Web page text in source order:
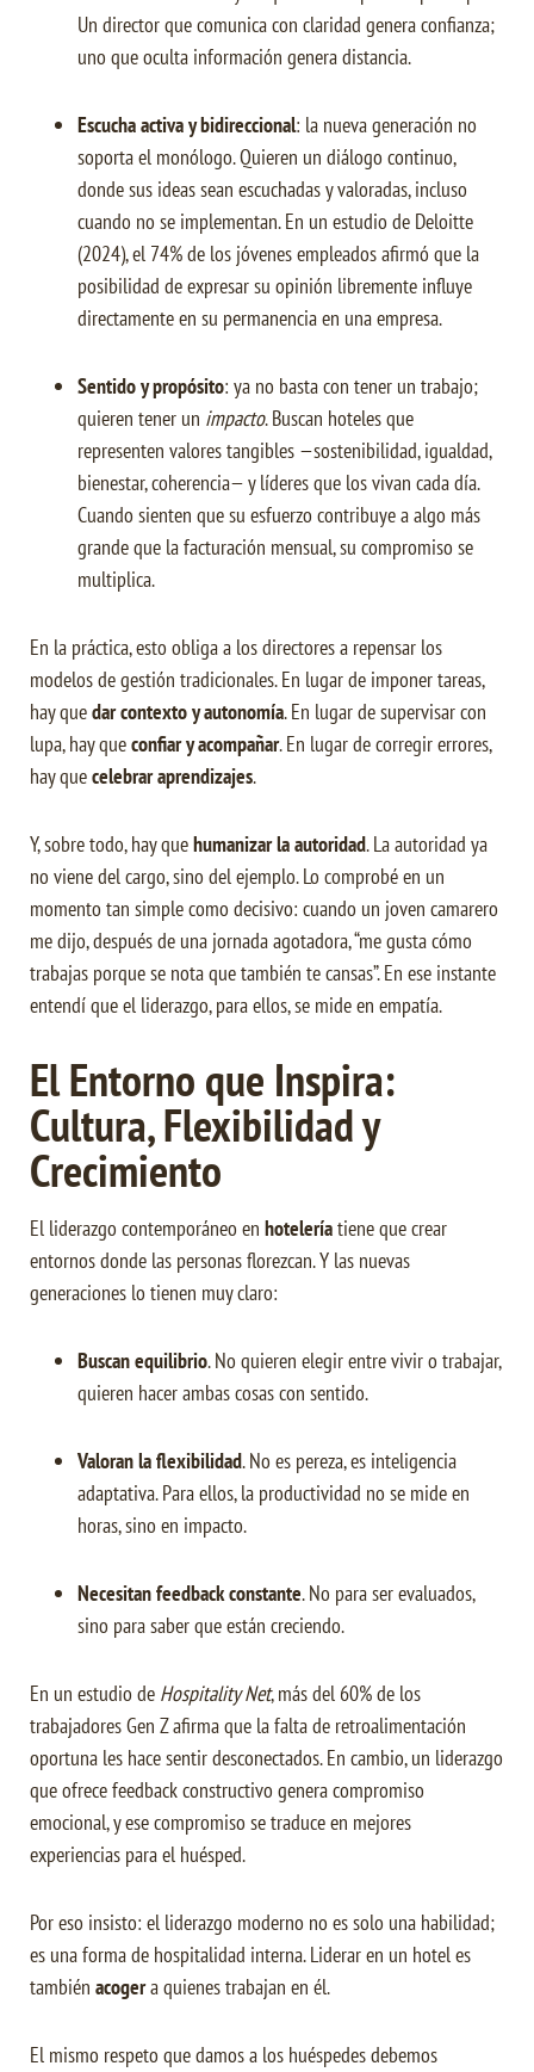
Un director que comunica con claridad genera confianza;
uno que oculta información genera distancia.
Escucha activa y bidireccional: la nueva generación no
soporta el monólogo. Quieren un diálogo continuo,
donde sus ideas sean escuchadas y valoradas, incluso
cuando no se implementan. En un estudio de Deloitte
(2024), el 74% de los jóvenes empleados afirmó que la
posibilidad de expresar su opinión libremente influye
directamente en su permanencia en una empresa.
Sentido y propósito: ya no basta con tener un trabajo;
quieren tener un impacto. Buscan hoteles que
representen valores tangibles —sostenibilidad, igualdad,
bienestar, coherencia— y líderes que los vivan cada día.
Cuando sienten que su esfuerzo contribuye a algo más
grande que la facturación mensual, su compromiso se
multiplica.
En la práctica, esto obliga a los directores a repensar los
modelos de gestión tradicionales. En lugar de imponer tareas,
hay quedar contexto y autonomía. En lugar de supervisar con
lupa, hay queconfiar y acompañar. En lugar de corregir errores,
hay quecelebrar aprendizajes.
Y, sobre todo, hay quehumanizar la autoridad. La autoridad ya
no viene del cargo, sino del ejemplo. Lo comprobé en un
momento tan simple como decisivo: cuando un joven camarero
me dijo, después de una jornada agotadora, “me gusta cómo
trabajas porque se nota que también te cansas”. En ese instante
entendí que el liderazgo, para ellos, se mide en empatía.
El Entorno que Inspira:
Cultura, Flexibilidad y
Crecimiento
El liderazgo contemporáneo en hoteleríatiene que crear
entornos donde las personas florezcan. Y las nuevas
generaciones lo tienen muy claro:
Buscan equilibrio. No quieren elegir entre vivir o trabajar,
quieren hacer ambas cosas con sentido.
Valoran la flexibilidad. No es pereza, es inteligencia
adaptativa. Para ellos, la productividad no se mide en
horas, sino en impacto.
Necesitan feedback constante. No para ser evaluados,
sino para saber que están creciendo.
En un estudio de Hospitality Net, más del 60% de los
trabajadores Gen Z afirma que la falta de retroalimentación
oportuna les hace sentir desconectados. En cambio, un liderazgo
que ofrece feedback constructivo genera compromiso
emocional, y ese compromiso se traduce en mejores
experiencias para el huésped.
Por eso insisto: el liderazgo moderno no es solo una habilidad;
es una forma de hospitalidad interna. Liderar en un hotel es
también acogera quienes trabajan en él.
El mismo respeto que damos a los huéspedes debemos